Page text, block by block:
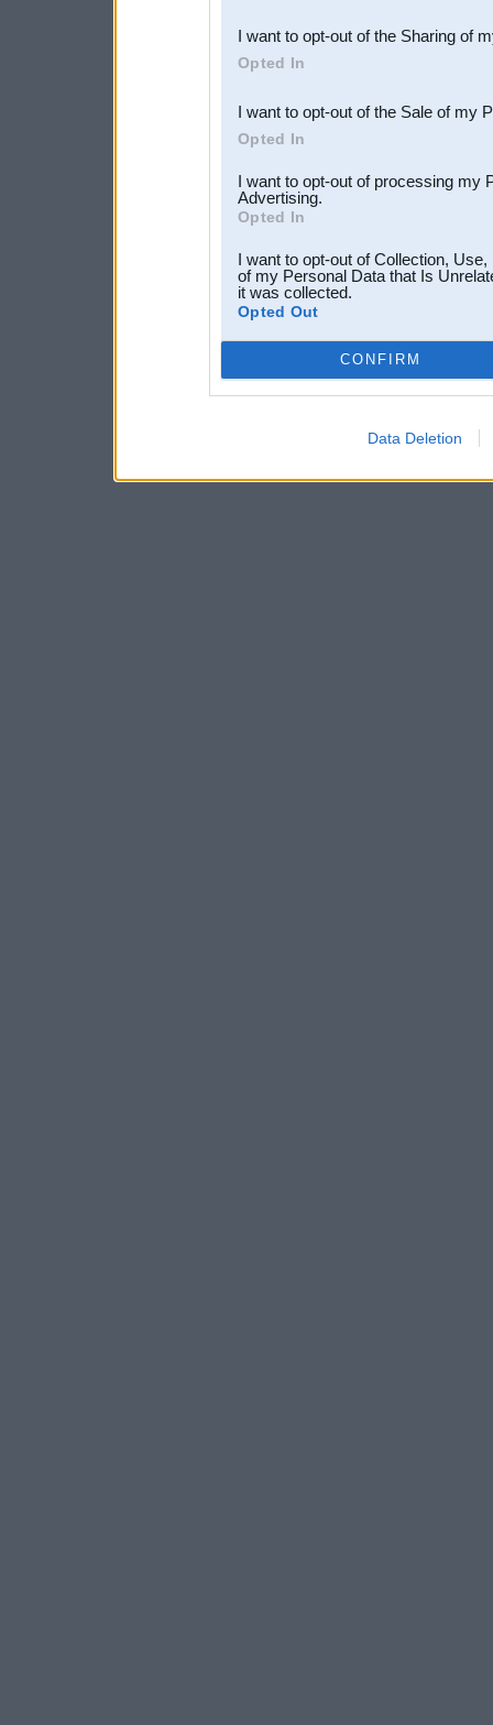
Downstream Participants
third parties.
I want to opt-out of the Sharing of
Opted In
I want to opt-out of the Sale of my
Opted In
I want to opt-out of processing my
Advertising.
Opted In
I want to opt-out of Collection,
of my Personal Data that Is
it was collected.
Opted Out
CONFIRM
Data Deletion